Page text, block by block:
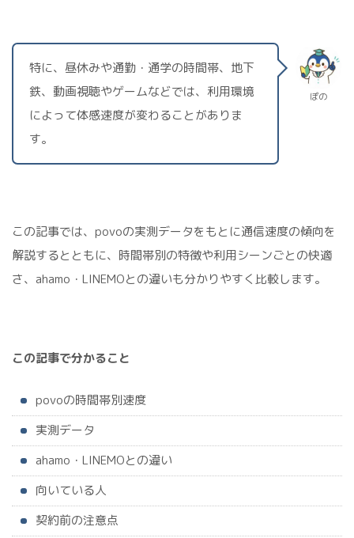
特に、昼休みや通勤・通学の時間帯、地下
鉄、動画視聴やゲームなどでは、利用環境
によって体感速度が変わることがありま
す。
ぽの
この記事では、povoの実測データをもとに通信速度の傾向を
解説するとともに、時間帯別の特徴や利用シーンごとの快適
さ、ahamo・LINEMOとの違いも分かりやすく比較します。
この記事で分かること
povoの時間帯別速度
実測データ
ahamo・LINEMOとの違い
向いている人
契約前の注意点